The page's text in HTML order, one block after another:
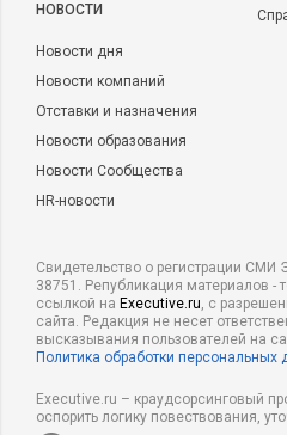
НОВОСТИ
Новости дня
Новости компаний
Отставки и назначения
Новости образования
Новости Сообщества
HR-новости
Свидетельство о регистрации СМИ
38751. Републикация материалов -
ссылкой на Executive.ru, с
сайта. Редакция не несет
высказывания пользователей на
Политика обработки персональных
Executive.ru – краудсорсинговый
оспорить логику повествования,